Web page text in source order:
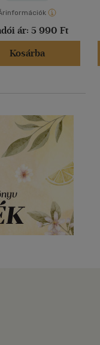
ár: 5 990 Ft
Kosárba